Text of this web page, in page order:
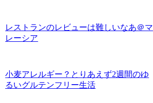
レストランのレビューは難しいなあ＠マ
レーシア
小麦アレルギー？とりあえず2週間のゆ
るいグルテンフリー生活